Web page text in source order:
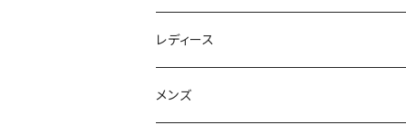
レディース
スニーカー
メンズ